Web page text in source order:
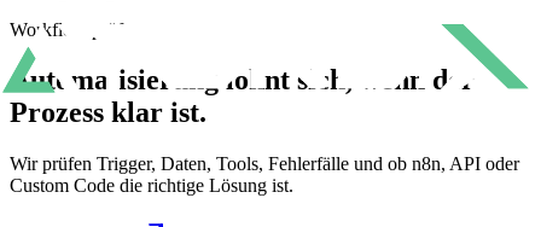
Workflow prüfen
Automatisierung lohnt sich, wenn der
Prozess klar ist.
Wir prüfen Trigger, Daten, Tools, Fehlerfälle und ob n8n, API oder
Custom Code die richtige Lösung ist.